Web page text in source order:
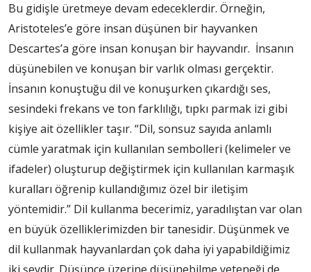
Bu gidişle üretmeye devam edeceklerdir. Örneğin,
Aristoteles’e göre insan düşünen bir hayvanken
Descartes’a göre insan konuşan bir hayvandır. İnsanın
düşünebilen ve konuşan bir varlık olması gerçektir.
İnsanın konuştuğu dil ve konuşurken çıkardığı ses,
sesindeki frekans ve ton farklılığı, tıpkı parmak izi gibi
kişiye ait özellikler taşır. “Dil, sonsuz sayıda anlamlı
cümle yaratmak için kullanılan sembolleri (kelimeler ve
ifadeler) oluşturup değiştirmek için kullanılan karmaşık
kuralları öğrenip kullandığımız özel bir iletişim
yöntemidir.” Dil kullanma becerimiz, yaradılıştan var olan
en büyük özelliklerimizden bir tanesidir. Düşünmek ve
dil kullanmak hayvanlardan çok daha iyi yapabildiğimiz